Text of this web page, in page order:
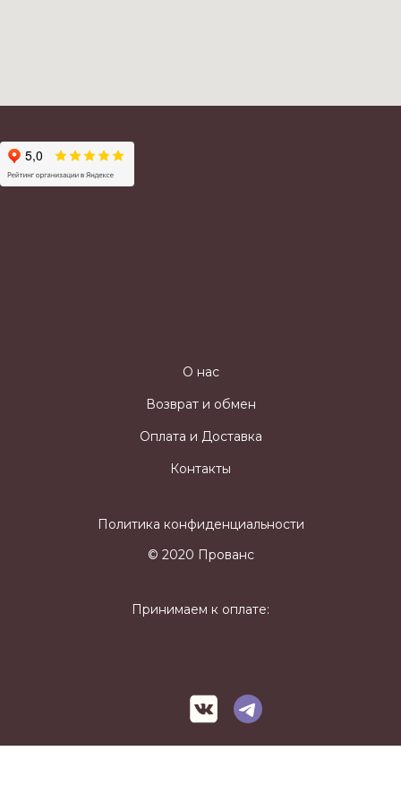
© 2020 Прованс
О нас
Возврат и обмен
Оплата и Доставка
Контакты
Политика конфиденциальности
Принимаем к оплате: